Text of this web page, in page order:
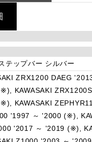
テップバー シルバー
ZRX1200 DAEG
KAWASAKI
KAWASAKI
'1997 ～ '2000 (※),
'2017 ～ '2019 (※),